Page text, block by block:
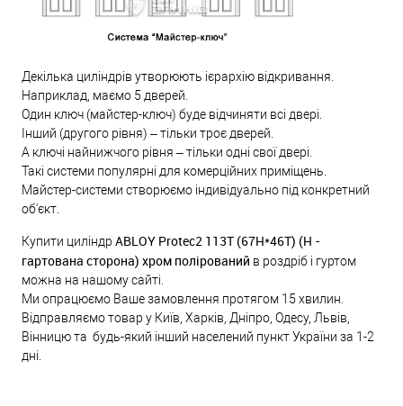
Декілька циліндрів утворюють ієрархію відкривання.
Наприклад, маємо 5 дверей.
Один ключ (майстер-ключ) буде відчиняти всі двері.
Інший (другого рівня) – тільки троє дверей.
А ключі найнижчого рівня – тільки одні свої двері.
Такі системи популярні для комерційних приміщень.
Майстер-системи створюємо індивідуально під конкретний
об'єкт.
Купити циліндр ABLOY Protec2 113T (67Н*46Т) (Н -
гартована сторона) хром полірований в роздріб і гуртом
можна на нашому сайті.
Ми опрацюємо Ваше замовлення протягом 15 хвилин.
Відправляємо товар у Київ, Харків, Дніпро, Одесу, Львів,
Вінницю та будь-який інший населений пункт України за 1-2
дні.